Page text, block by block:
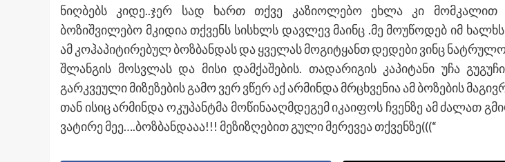
ნიღბებს კიდე..ჯერ სად ხართ თქვე კაზიოლებო ეხლა კი
ბოზიშვილებო მკიდია თქვენს სისხლს დავლევ მაინც .მე მოუწოდებ იმ
ამ კოჰაპიტირებულ ბოზბანდას და ყველას მოგიტყანთ დედები ვინც
შლანგის მოსვლას და მისი დამქაშების. თადარიგის კაპიტანი უჩა
გარკვეული მიზეზების გამო ვერ ვწერ აქ არმინდა მრცხვენია ამ ბოზების
თან ისიც არმინდა ოკუპანტმა მოწინააღმდეგემ იკაიფოს ჩვენზე ამ ძალათ
ვატირე მეე….ბოზბანდააა!!! მეზიზღებით გული მერევეა თქვენზე(((“